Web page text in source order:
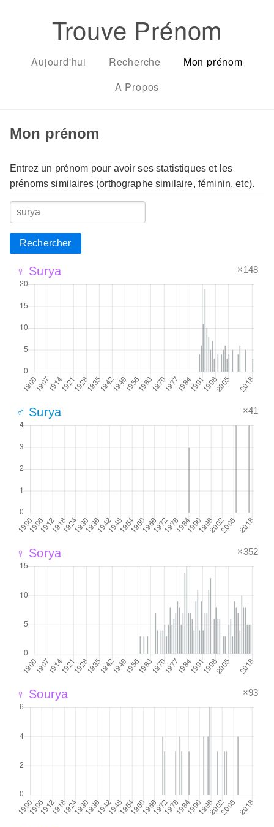
Trouve Prénom
Aujourd'hui Recherche
Mon prénom
A Propos
Mon prénom
Entrez un prénom pour avoir ses statistiques et les
prénoms similaires (orthographe similaire, féminin, etc).
Rechercher
♀ Surya ×148
♂ Surya ×41
♀ Sorya ×352
♀ Sourya ×93